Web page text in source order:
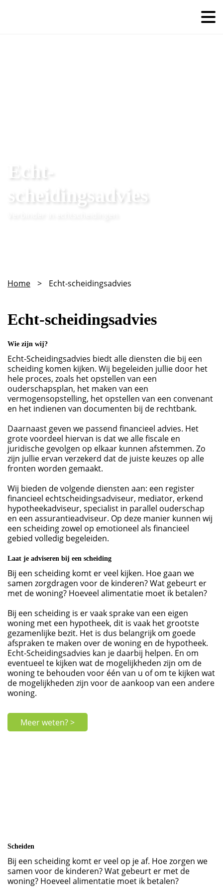
Echt-
scheidingsadvies
Home > Echt-scheidingsadvies
Echt-scheidingsadvies
Wie zijn wij?
Echt-Scheidingsadvies biedt alle diensten die bij een
scheiding komen kijken. Wij begeleiden jullie door het
hele proces, zoals het opstellen van een
ouderschapsplan, het maken van een
vermogensopstelling, het opstellen van een convenant
en het indienen van documenten bij de rechtbank.
Daarnaast geven we passend financieel advies. Het
grote voordeel hiervan is dat we alle fiscale en
juridische gevolgen op elkaar kunnen afstemmen. Zo
zijn jullie ervan verzekerd dat de juiste keuzes op alle
fronten worden gemaakt.
Wij bieden de volgende diensten aan: een register
financieel echtscheidingsadviseur, mediator, erkend
hypotheekadviseur, specialist in parallel ouderschap
en een assurantieadviseur. Op deze manier kunnen wij
een scheiding zowel op emotioneel als financieel
gebied volledig begeleiden.
Laat je adviseren bij een scheiding
Bij een scheiding komt er veel kijken. Hoe gaan we
samen zorgdragen voor de kinderen? Wat gebeurt er
met de woning? Hoeveel alimentatie moet ik betalen?
Bij een scheiding is er vaak sprake van een eigen
woning met een hypotheek, dit is vaak het grootste
gezamenlijke bezit. Het is dus belangrijk om goede
afspraken te maken over de woning en de hypotheek.
Echt-Scheidingsadvies kan je daarbij helpen. En om
eventueel te kijken wat de mogelijkheden zijn om de
woning te behouden voor één van u of om te kijken wat
de mogelijkheden zijn voor de aankoop van een andere
woning.
Meer weten? >
Scheiden
Bij een scheiding komt er veel op je af. Hoe zorgen we
samen voor de kinderen? Wat gebeurt er met de
woning? Hoeveel alimentatie moet ik betalen?